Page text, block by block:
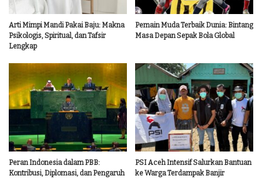
Arti Mimpi Mandi Pakai Baju: Makna
Psikologis, Spiritual, dan Tafsir
Lengkap
Pemain Muda Terbaik Dunia: Bintang
Masa Depan Sepak Bola Global
Peran Indonesia dalam PBB:
Kontribusi, Diplomasi, dan Pengaruh
PSI Aceh Intensif Salurkan Bantuan
ke Warga Terdampak Banjir